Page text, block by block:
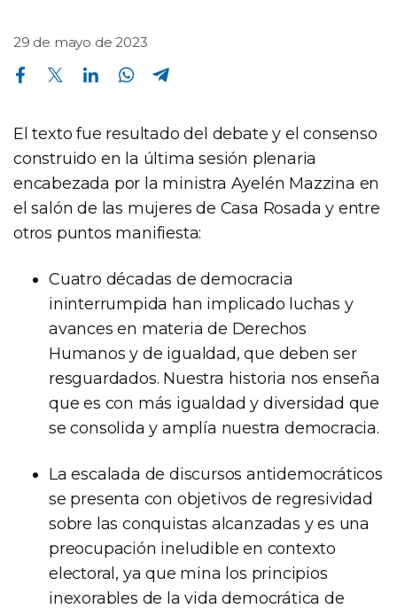
29 de mayo de 2023
Compartir en Facebook Compartir en Twitter Compartir en Linkedin Compartir en Whatsapp
El texto fue resultado del debate y el consenso
construido en la última sesión plenaria
encabezada por la ministra Ayelén Mazzina en
el salón de las mujeres de Casa Rosada y entre
otros puntos manifiesta:
Cuatro décadas de democracia
ininterrumpida han implicado luchas y
avances en materia de Derechos
Humanos y de igualdad, que deben ser
resguardados. Nuestra historia nos enseña
que es con más igualdad y diversidad que
se consolida y amplía nuestra democracia.
La escalada de discursos antidemocráticos
se presenta con objetivos de regresividad
sobre las conquistas alcanzadas y es una
preocupación ineludible en contexto
electoral, ya que mina los principios
inexorables de la vida democrática de